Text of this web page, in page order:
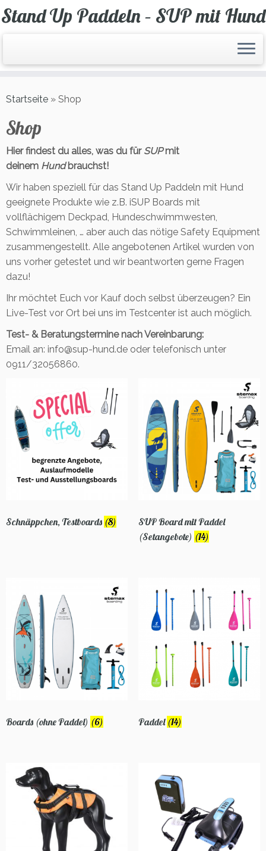
Zum
Inhalt
Stand Up Paddeln – SUP mit Hund
Startseite » Shop
Shop
Hier findest du alles, was du für SUPmit
deinem Hundbrauchst!
Wir haben speziell für das Stand Up Paddeln mit Hund
geeignete Produkte wie z.B. iSUP Boards mit
vollflächigem Deckpad, Hundeschwimmwesten,
Schwimmleinen, … aber auch das nötige Safety Equipment
zusammengestellt. Alle angebotenen Artikel wurden von
uns vorher getestet und wir beantworten gerne Fragen
dazu!
Ihr möchtet Euch vor Kauf doch selbst überzeugen? Ein
Live-Test vor Ort bei uns im Testcenter ist auch möglich.
Test- & Beratungstermine nach Vereinbarung:
Email an: info@sup-hund.de oder telefonisch unter
0911/32056860.
Schnäppchen, Testboards (8)
SUP Board mit Paddel
(Setangebote) (14)
Boards (ohne Paddel) (6) Paddel (14)